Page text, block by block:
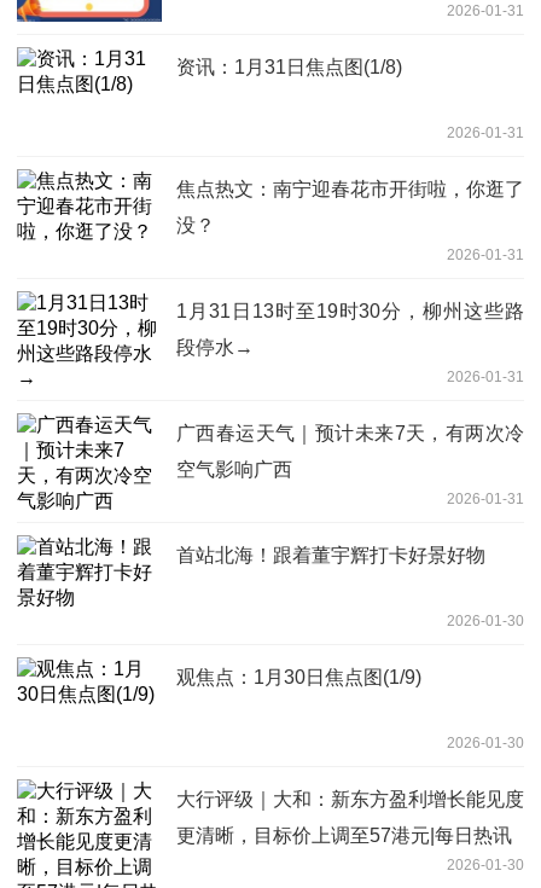
2026-01-31
资讯：1月31日焦点图(1/8)
2026-01-31
焦点热文：南宁迎春花市开街啦，你逛了
没？
2026-01-31
1月31日13时至19时30分，柳州这些路
段停水→
2026-01-31
广西春运天气｜预计未来7天，有两次冷
空气影响广西
2026-01-31
首站北海！跟着董宇辉打卡好景好物
2026-01-30
观焦点：1月30日焦点图(1/9)
2026-01-30
大行评级｜大和：新东方盈利增长能见度
更清晰，目标价上调至57港元|每日热讯
2026-01-30